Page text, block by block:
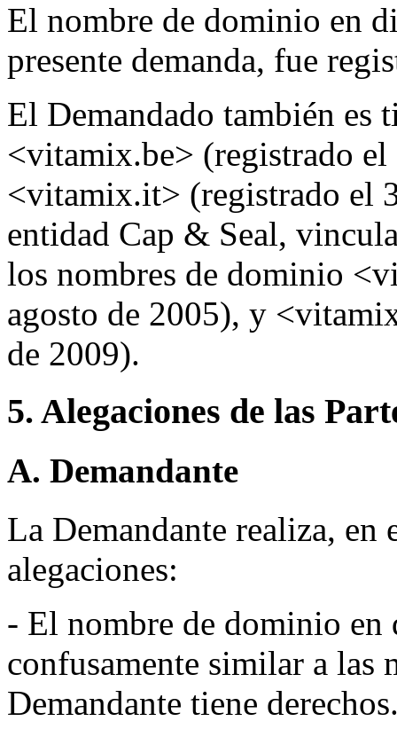
El nombre de dominio en
presente demanda, fue
El Demandado también es
<vitamix.be> (registrado
<vitamix.it> (registrado el
entidad Cap & Seal,
los nombres de dominio
agosto de 2005), y
de 2009).
5. Alegaciones de las
A. Demandante
La Demandante realiza, en
alegaciones:
- El nombre de dominio en
confusamente similar a las
Demandante tiene